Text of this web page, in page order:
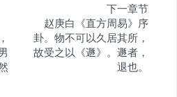
下一章节
赵庚白《直方周易》序
卦。物不可以久居其所，
故受之以《遯》。遯者，
退也。